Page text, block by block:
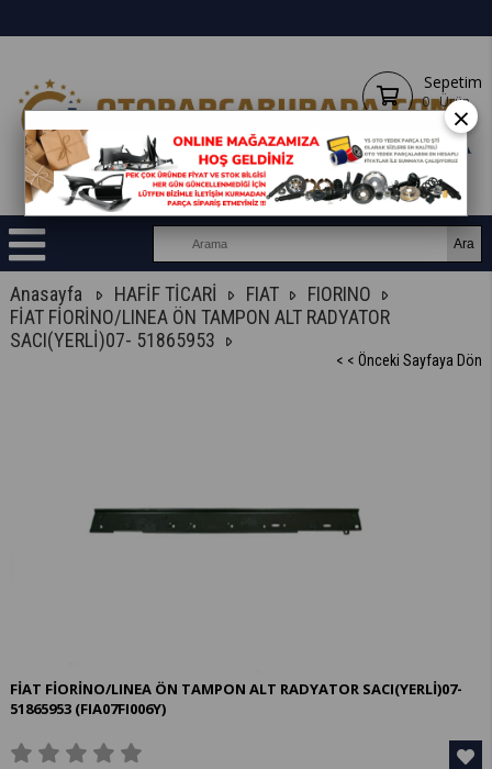
Sepetim
0 Ürün
Anasayfa HAFİF TİCARİ FIAT
FIORINO
FİAT FİORİNO/LINEA ÖN TAMPON ALT RADYATOR
SACI(YERLİ)07- 51865953
< < Önceki Sayfaya Dön
FİAT FİORİNO/LINEA ÖN TAMPON ALT RADYATOR SACI(YERLİ)07-
51865953 (FIA07FI006Y)
×